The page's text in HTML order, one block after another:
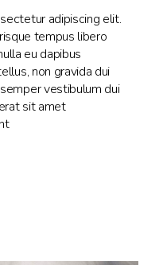
adipiscing elit.
tempus libero
eu dapibus
non gravida dui
vestibulum dui
sit amet